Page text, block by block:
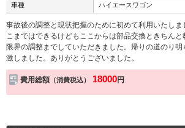
車種 ハイエースワゴン
事故後の調整と現状把握のために初めて利用いたしま
こまではできるけどもここからは部品交換ときちん
限界の調整までしていただきました。帰りの道のり
激しました。ありがとうございました。
費用総額 （消費税込） 18000円